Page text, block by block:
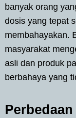
banyak orang
dosis yang tepat
membahayakan.
masyarakat
asli dan produk
berbahaya yang